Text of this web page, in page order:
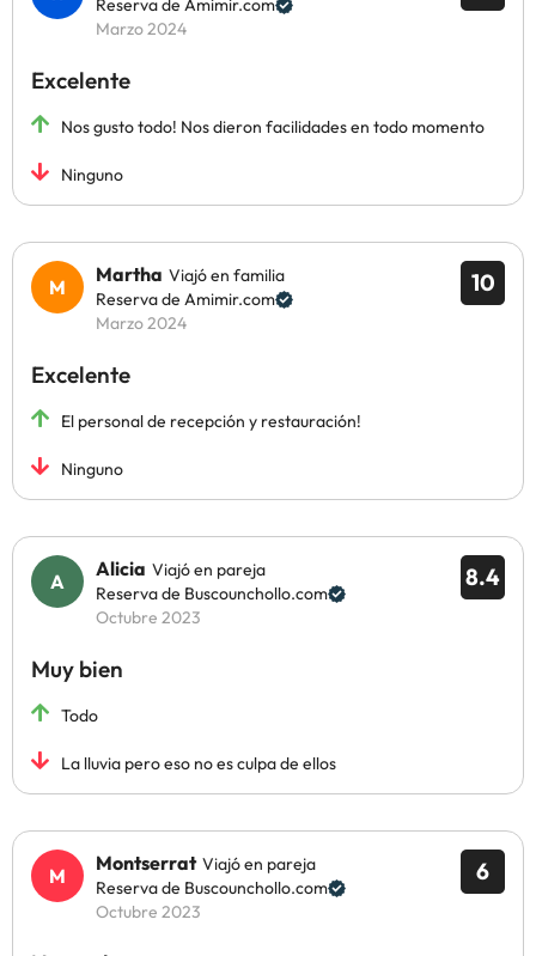
Reserva de Amimir.com
Marzo 2024
Excelente
Nos gusto todo! Nos dieron facilidades en todo momento
Ninguno
10
Martha Viajó en familia
Reserva de Amimir.com
Marzo 2024
Excelente
El personal de recepción y restauración!
Ninguno
8.4
Alicia Viajó en pareja
Reserva de Buscounchollo.com
Octubre 2023
Muy bien
Todo
La lluvia pero eso no es culpa de ellos
6
Montserrat Viajó en pareja
Reserva de Buscounchollo.com
Octubre 2023